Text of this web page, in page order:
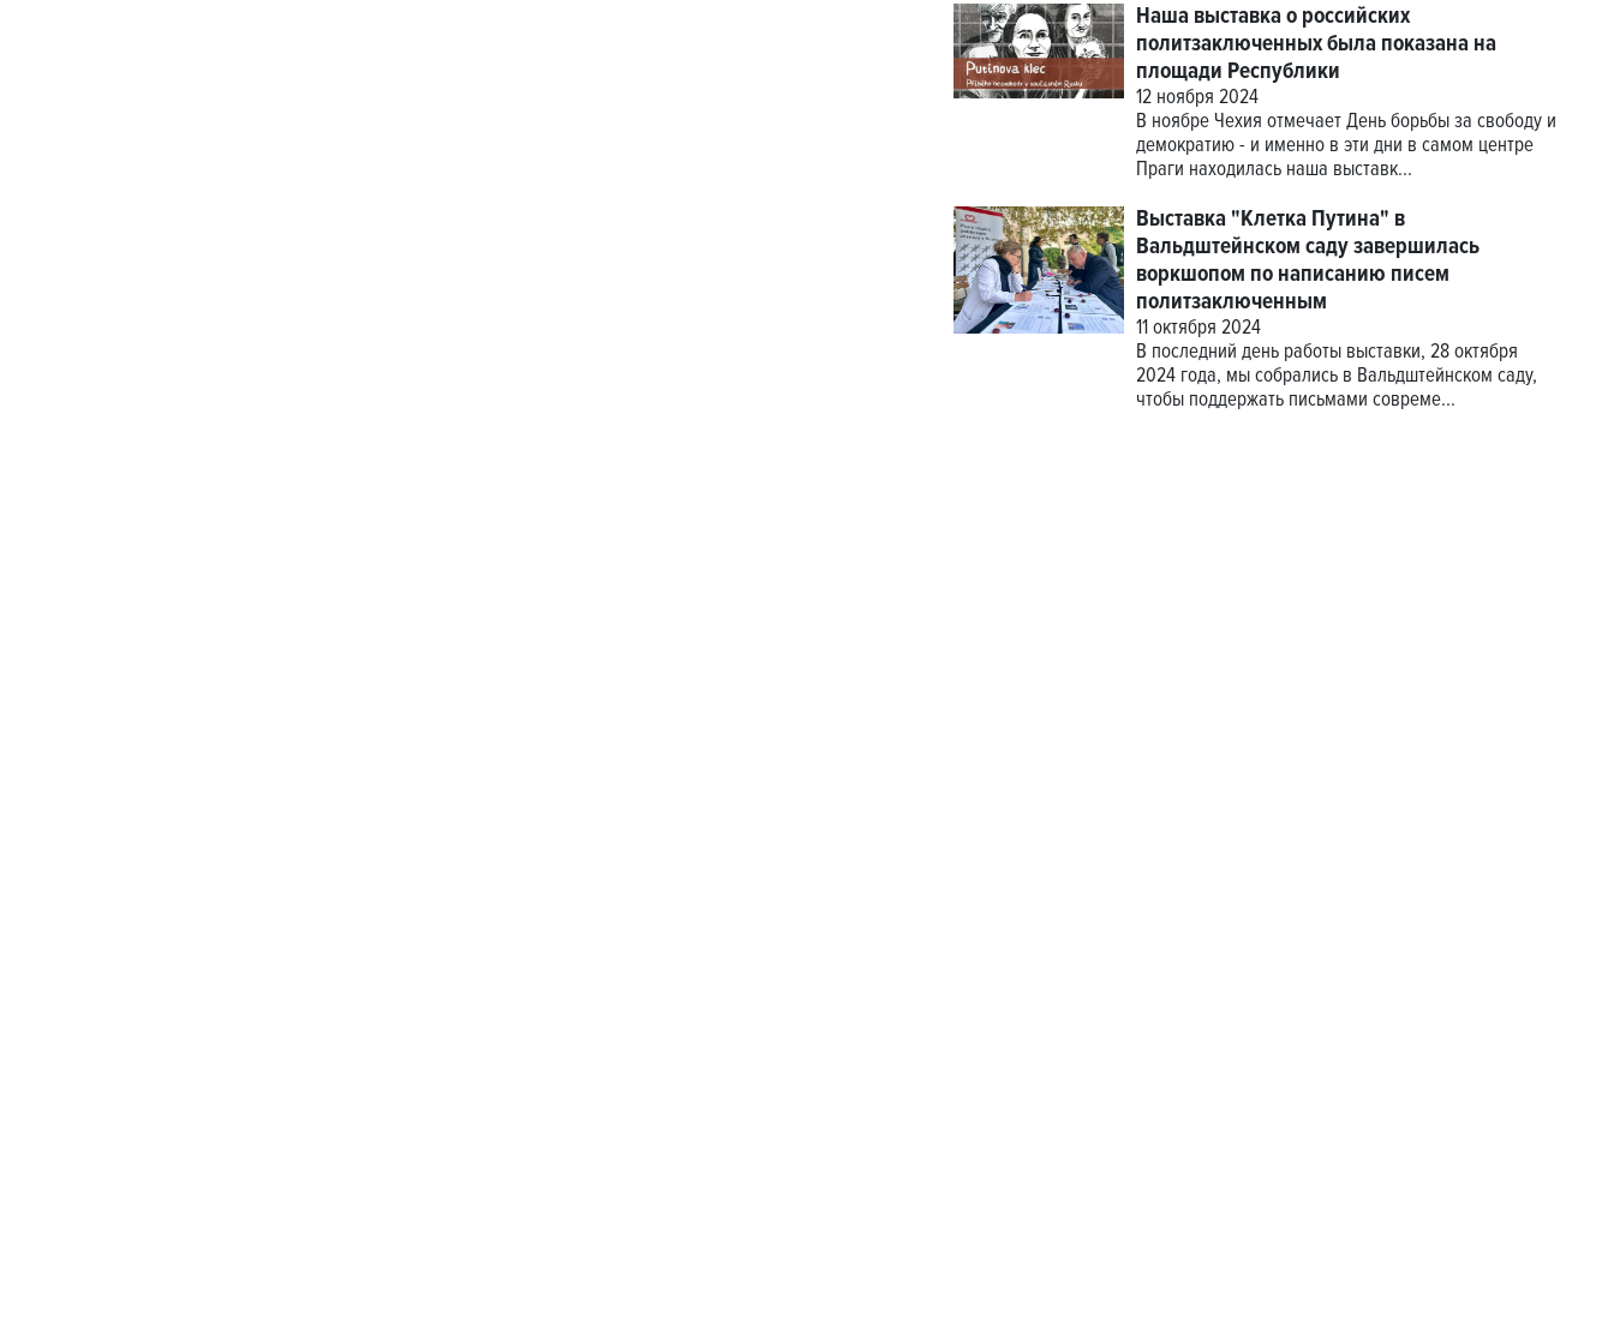
Наша выставка о российских
политзаключенных была показана на
площади Республики
12 ноября 2024
В ноябре Чехия отмечает День борьбы за свободу и
демократию - и именно в эти дни в самом центре
Праги находилась наша выставк...
Выставка "Клетка Путина" в
Вальдштейнском саду завершилась
воркшопом по написанию писем
политзаключенным
11 октября 2024
В последний день работы выставки, 28 октября
2024 года, мы собрались в Вальдштейнском саду,
чтобы поддержать письмами совреме...